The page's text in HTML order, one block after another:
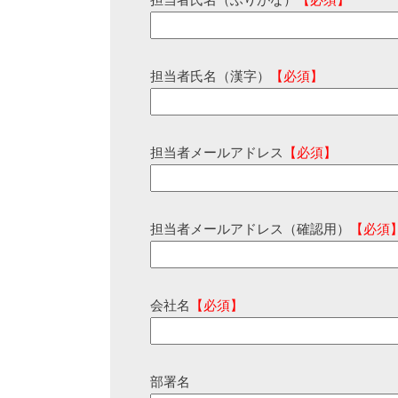
担当者氏名（漢字） 【必須】
担当者メールアドレス 【必須】
担当者メールアドレス（確認用） 【必須
会社名 【必須】
部署名